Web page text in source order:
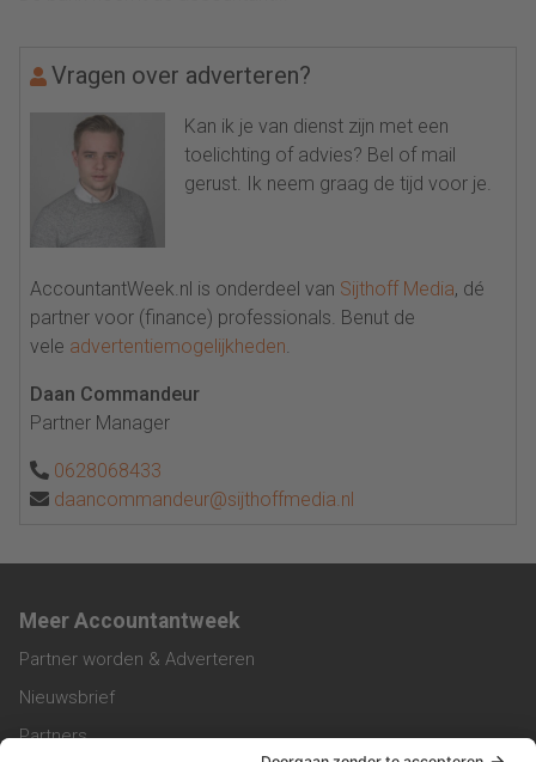
Vragen over adverteren?
Kan ik je van dienst zijn met een
toelichting of advies? Bel of mail
gerust. Ik neem graag de tijd voor je.
AccountantWeek.nl is onderdeel van Sijthoff Media, dé
partner voor (finance) professionals. Benut de
vele advertentiemogelijkheden.
Daan Commandeur
Partner Manager
0628068433
daancommandeur@sijthoffmedia.nl
Meer Accountantweek
Partner worden & Adverteren
Nieuwsbrief
Partners